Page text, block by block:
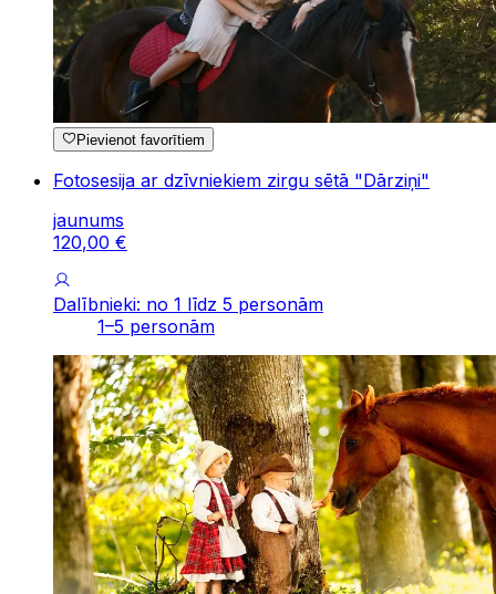
Pievienot favorītiem
Fotosesija ar dzīvniekiem zirgu sētā "Dārziņi"
jaunums
120,00 €
Dalībnieki: no 1 līdz 5 personām
1–5 personām